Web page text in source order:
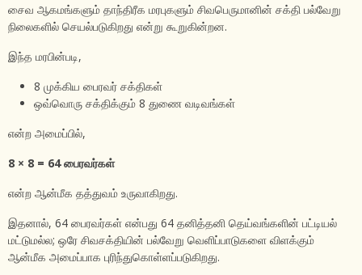
சைவ ஆகமங்களும் தாந்திரீக மரபுகளும் சிவபெருமானின் சக்தி பல்வேறு
நிலைகளில் செயல்படுகிறது என்று கூறுகின்றன.
இந்த மரபின்படி,
8 முக்கிய பைரவர் சக்திகள்
ஒவ்வொரு சக்திக்கும் 8 துணை வடிவங்கள்
என்ற அமைப்பில்,
8 × 8 = 64 பைரவர்கள்
என்ற ஆன்மீக தத்துவம் உருவாகிறது.
இதனால், 64 பைரவர்கள் என்பது 64 தனித்தனி தெய்வங்களின் பட்டியல்
மட்டுமல்ல; ஒரே சிவசக்தியின் பல்வேறு வெளிப்பாடுகளை விளக்கும்
ஆன்மீக அமைப்பாக புரிந்துகொள்ளப்படுகிறது.